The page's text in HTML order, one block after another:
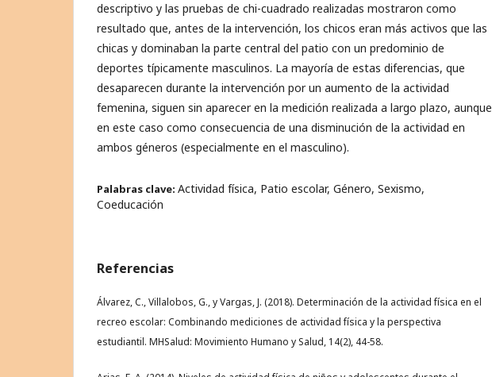
descriptivo y las pruebas de chi-cuadrado realizadas mostraron como
resultado que, antes de la intervención, los chicos eran más activos que las
chicas y dominaban la parte central del patio con un predominio de
deportes típicamente masculinos. La mayoría de estas diferencias, que
desaparecen durante la intervención por un aumento de la actividad
femenina, siguen sin aparecer en la medición realizada a largo plazo, aunque
en este caso como consecuencia de una disminución de la actividad en
ambos géneros (especialmente en el masculino).
Palabras clave: Actividad física, Patio escolar, Género, Sexismo,
Coeducación
Referencias
Álvarez, C., Villalobos, G., y Vargas, J. (2018). Determinación de la actividad física en el
recreo escolar: Combinando mediciones de actividad física y la perspectiva
estudiantil. MHSalud: Movimiento Humano y Salud, 14(2), 44-58.